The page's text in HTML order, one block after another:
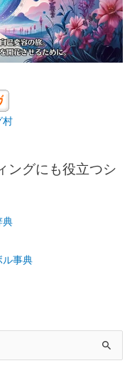
村
ングにも役立つシ
典
ル事典